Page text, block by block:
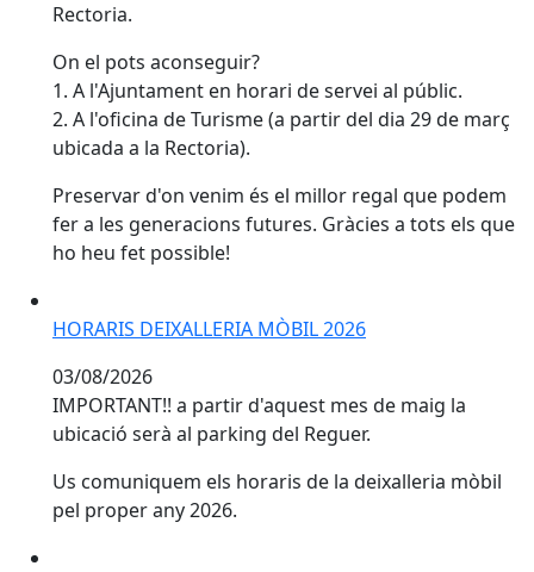
Rectoria.
On el pots aconseguir?
1. A l'Ajuntament en horari de servei al públic.
2. A l'oficina de Turisme (a partir del dia 29 de març
ubicada a la Rectoria).
Preservar d'on venim és el millor regal que podem
fer a les generacions futures. Gràcies a tots els que
ho heu fet possible!
HORARIS DEIXALLERIA MÒBIL 2026
03/08/2026
IMPORTANT!! a partir d'aquest mes de maig la
ubicació serà al parking del Reguer.
Us comuniquem els horaris de la deixalleria mòbil
pel proper any 2026.